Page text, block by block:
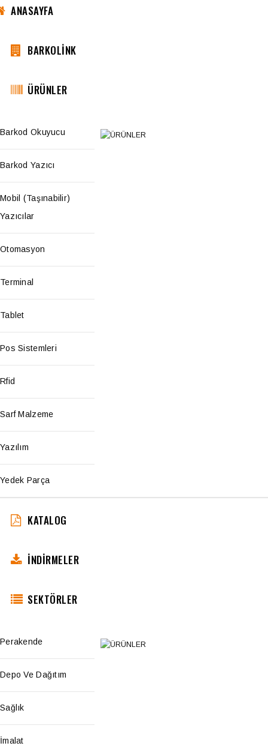
ANASAYFA
BARKOLİNK
ÜRÜNLER
Barkod Okuyucu
Barkod Yazıcı
Mobil (Taşınabilir)
Yazıcılar
Otomasyon
Terminal
Tablet
Pos Sistemleri
Rfid
Sarf Malzeme
Yazılım
Yedek Parça
KATALOG
İNDİRMELER
SEKTÖRLER
Perakende
Depo Ve Dağıtım
Sağlık
İmalat